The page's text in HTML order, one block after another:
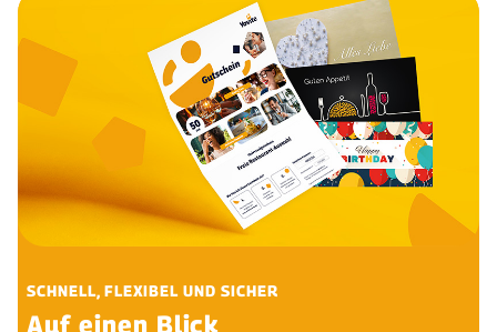
SCHNELL, FLEXIBEL UND SICHER
Auf einen Blick